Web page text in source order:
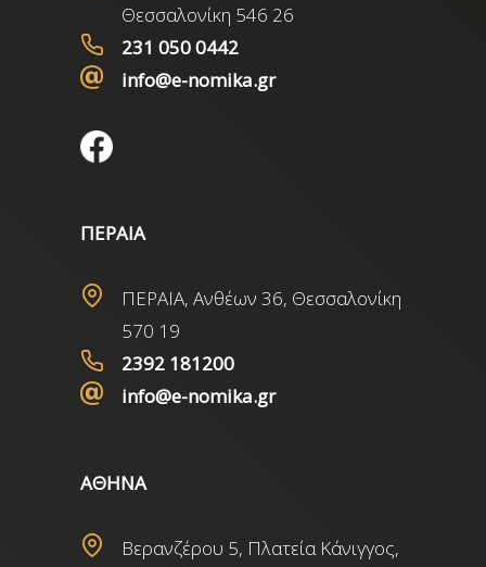
Θεσσαλονίκη 546 26
231 050 0442
info@e-nomika.gr
ΠΕΡΑΙΑ
ΠΕΡΑΙΑ, Ανθέων 36, Θεσσαλονίκη
570 19
2392 181200
info@e-nomika.gr
ΑΘΗΝΑ
Βερανζέρου 5, Πλατεία Κάνιγγος,